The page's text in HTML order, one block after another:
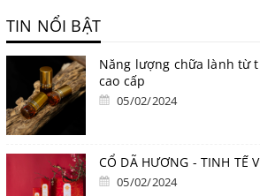
TIN NỔI BẬT
Năng lượng chữa lành từ
cao cấp
05/02/2024
CỔ DÃ HƯƠNG - TINH TẾ
05/02/2024